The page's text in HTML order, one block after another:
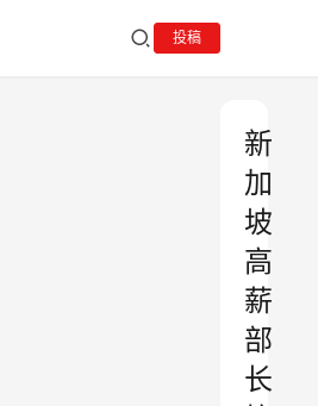
投稿
新
加
坡
高
薪
部
长